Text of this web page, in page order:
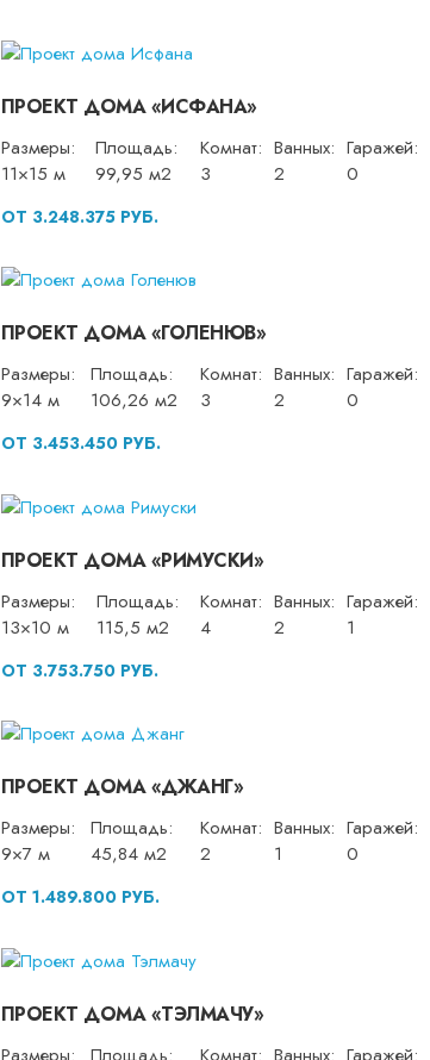
ПРОЕКТ ДОМА «ИСФАНА»
Размеры:
11×15 м
Площадь:
99,95 м2
Комнат:
3
Ванных:
2
Гаражей:
0
ОТ 3.248.375 РУБ.
ПРОЕКТ ДОМА «ГОЛЕНЮВ»
Размеры:
9×14 м
Площадь:
106,26 м2
Комнат:
3
Ванных:
2
Гаражей:
0
ОТ 3.453.450 РУБ.
ПРОЕКТ ДОМА «РИМУСКИ»
Размеры:
13×10 м
Площадь:
115,5 м2
Комнат:
4
Ванных:
2
Гаражей:
1
ОТ 3.753.750 РУБ.
ПРОЕКТ ДОМА «ДЖАНГ»
Размеры:
9×7 м
Площадь:
45,84 м2
Комнат:
2
Ванных:
1
Гаражей:
0
ОТ 1.489.800 РУБ.
ПРОЕКТ ДОМА «ТЭЛМАЧУ»